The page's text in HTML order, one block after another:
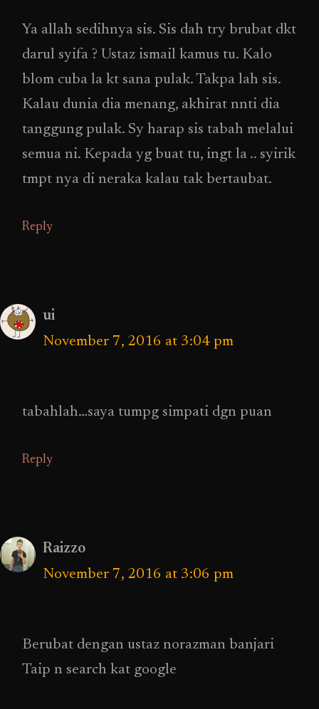
Ya allah sedihnya sis. Sis dah try brubat dkt
darul syifa ? Ustaz ismail kamus tu. Kalo
blom cuba la kt sana pulak. Takpa lah sis.
Kalau dunia dia menang, akhirat nnti dia
tanggung pulak. Sy harap sis tabah melalui
semua ni. Kepada yg buat tu, ingt la .. syirik
tmpt nya di neraka kalau tak bertaubat.
Reply
ui
November 7, 2016 at 3:04 pm
tabahlah…saya tumpg simpati dgn puan
Reply
Raizzo
November 7, 2016 at 3:06 pm
Berubat dengan ustaz norazman banjari
Taip n search kat google